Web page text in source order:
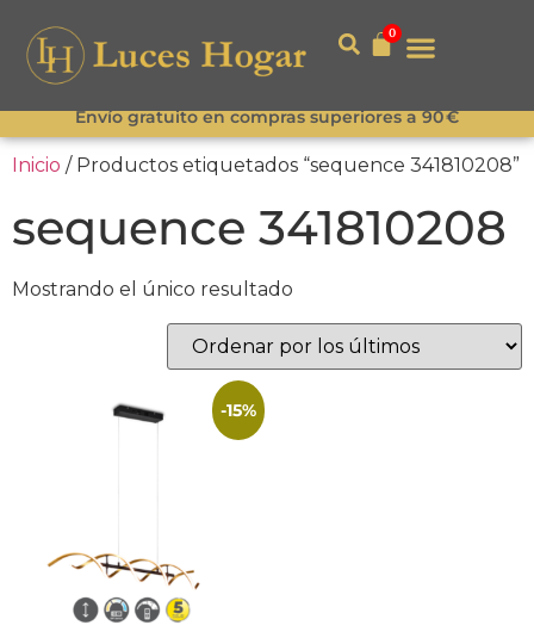
0
Envío gratuito en compras superiores a 90 €
Inicio / Productos etiquetados “sequence 341810208”
sequence 341810208
Mostrando el único resultado
-15%